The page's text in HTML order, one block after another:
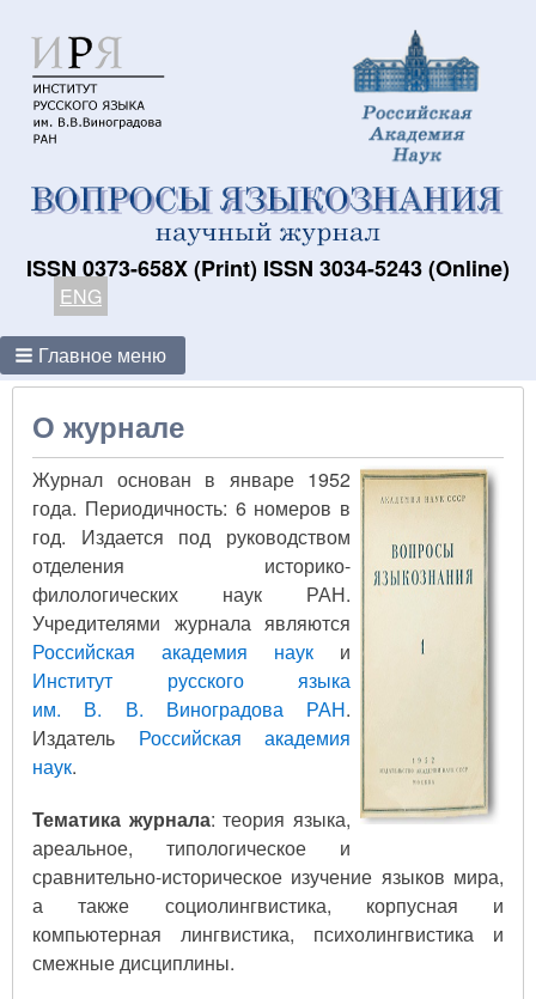
ISSN 0373-658X (Print) ISSN 3034-5243 (Online)
ENG
Главное меню
О журнале
Журнал основан в январе 1952
года. Периодичность: 6 номеров в
год. Издается под руководством
отделения историко-
филологических наук РАН.
Учредителями журнала являются
Российская академия наук и
Институт русского языка
им. В. В. Виноградова РАН.
Издатель Российская академия
наук.
Тематика журнала: теория языка,
ареальное, типологическое и
сравнительно-историческое изучение языков мира,
а также социолингвистика, корпусная и
компьютерная лингвистика, психолингвистика и
смежные дисциплины.